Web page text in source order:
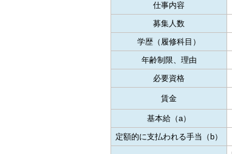
仕事内容
募集人数
学歴（履修科目）
年齢制限、理由
必要資格
賃金
基本給（a）
定額的に支払われる手当（b）